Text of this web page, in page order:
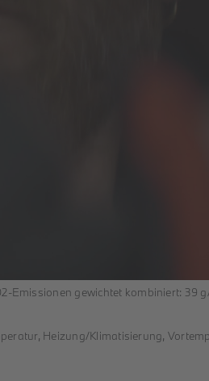
Emissionen gewichtet kombiniert: 39
Heizung/Klimatisierung,